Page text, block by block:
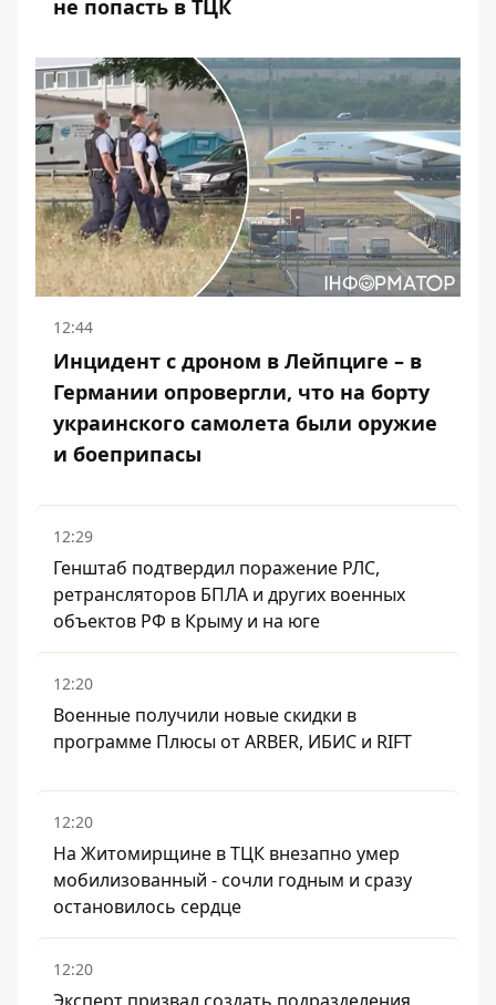
не попасть в ТЦК
12:44
Инцидент с дроном в Лейпциге – в
Германии опровергли, что на борту
украинского самолета были оружие
и боеприпасы
12:29
Генштаб подтвердил поражение РЛС,
ретрансляторов БПЛА и других военных
объектов РФ в Крыму и на юге
12:20
Военные получили новые скидки в
программе Плюсы от ARBER, ИБИС и RIFT
12:20
На Житомирщине в ТЦК внезапно умер
мобилизованный - сочли годным и сразу
остановилось сердце
12:20